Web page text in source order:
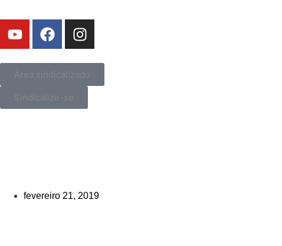
Área sindicalizado
Sindicalize-se
fevereiro 21, 2019